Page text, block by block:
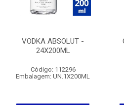
VODKA ABSOLUT -
24X200ML
Código: 112296
Embalagem: UN.1X200ML